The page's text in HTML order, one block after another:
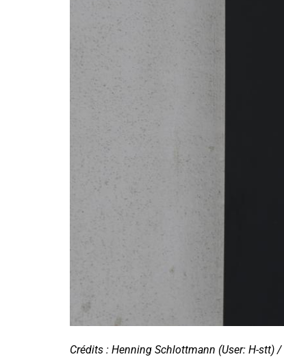
Crédits : Henning Schlottmann (User: H-stt)